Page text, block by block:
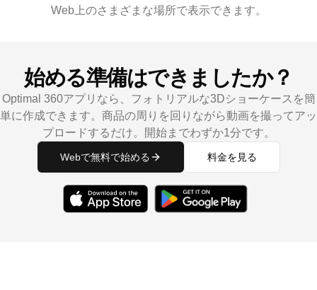
Web上のさまざまな場所で表示できます。
始める準備はできましたか？
Optimal 360アプリなら、フォトリアルな3Dショーケースを簡
単に作成できます。商品の周りを回りながら動画を撮ってアッ
プロードするだけ。開始までわずか1分です。
Webで無料で始める 料金を見る